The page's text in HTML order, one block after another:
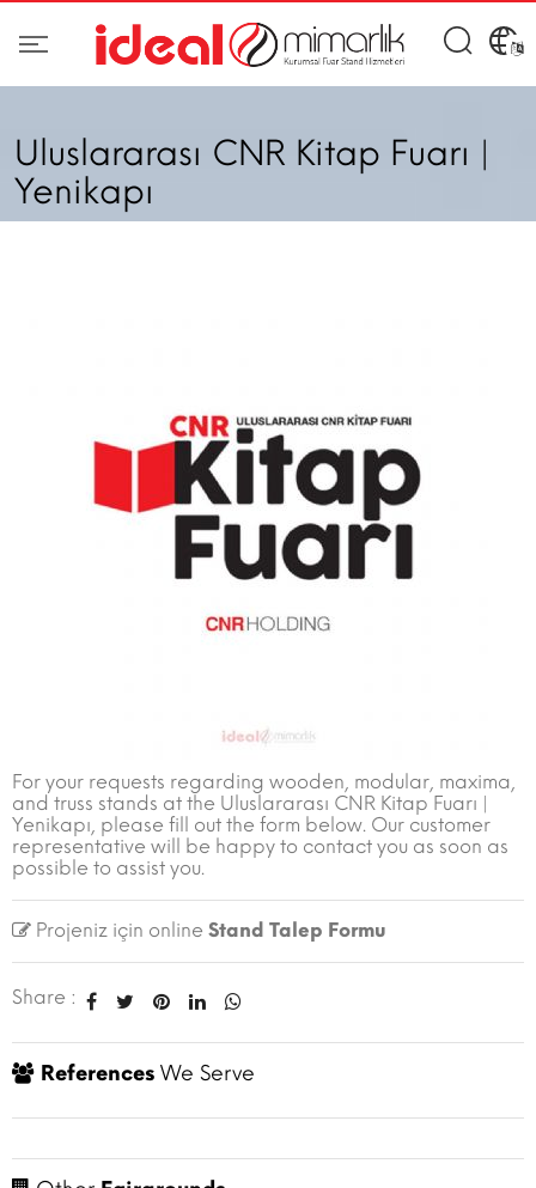
Uluslararası CNR Kitap Fuarı |
Yenikapı
For your requests regarding wooden, modular, maxima,
and truss stands at the Uluslararası CNR Kitap Fuarı |
Yenikapı, please fill out the form below. Our customer
representative will be happy to contact you as soon as
possible to assist you.
Projeniz için online Stand Talep Formu
Share :
References We Serve